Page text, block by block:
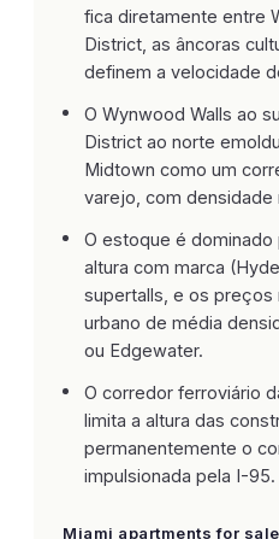
fica diretamente entre
District, as âncoras
definem a velocidade
O Wynwood Walls ao
District ao norte
Midtown como um
varejo, com
O estoque é
altura com marca
supertalls, e os preços
urbano de média
ou Edgewater.
O corredor ferroviário
limita a altura das
permanentemente o
impulsionada pela I-95.
Miami apartments for